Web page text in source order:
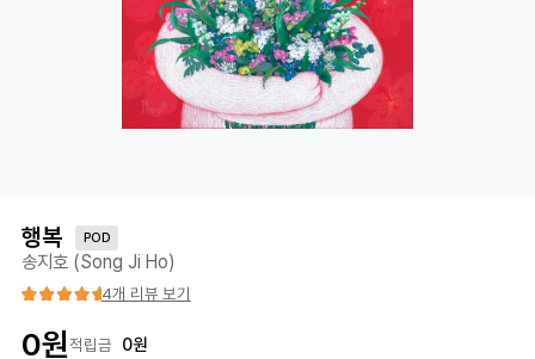
행복 POD
송지호 (Song Ji Ho)
4개 리뷰 보기
0원적립금 0원